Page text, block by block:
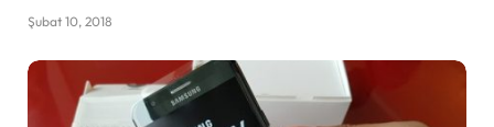
Şubat 10, 2018